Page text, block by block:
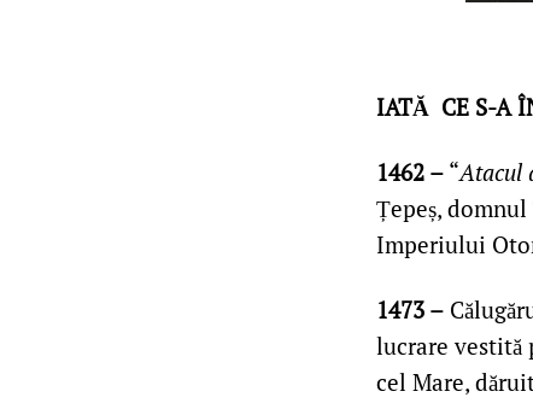
IATĂ CE S-A
1462 – “Atacul
Țepeș,
Imperiului
1473 –
lucrare vestită
cel Mare,